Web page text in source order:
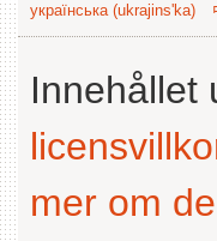
українська (ukrajins'ka)
Innehållet
mer om